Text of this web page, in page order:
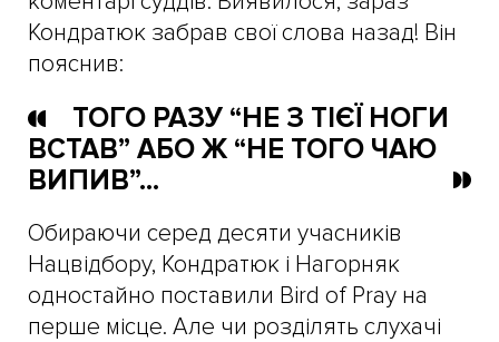
Кондратюк забрав свої слова назад! Він
пояснив:
ТОГО РАЗУ “НЕ З ТІЄЇ НОГИ
ВСТАВ” АБО Ж “НЕ ТОГО ЧАЮ
ВИПИВ”...
Обираючи серед десяти учасників
Нацвідбору, Кондратюк і Нагорняк
одностайно поставили Bird of Pray на
перше місце. Але чи розділять слухачі